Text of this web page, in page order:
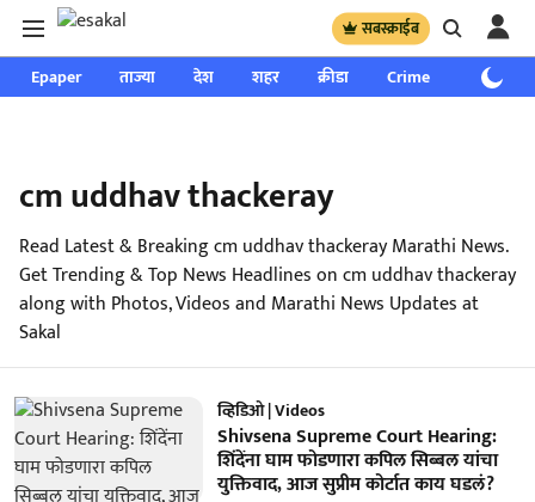
सबस्क्राईब
Epaper ताज्या देश शहर क्रीडा Crime साप्ताहिक
cm uddhav thackeray
Read Latest & Breaking cm uddhav thackeray Marathi News.
Get Trending & Top News Headlines on cm uddhav thackeray
along with Photos, Videos and Marathi News Updates at
Sakal
व्हिडिओ | Videos
Shivsena Supreme Court Hearing:
शिंदेंना घाम फोडणारा कपिल सिब्बल यांचा
युक्तिवाद, आज सुप्रीम कोर्टात काय घडलं?